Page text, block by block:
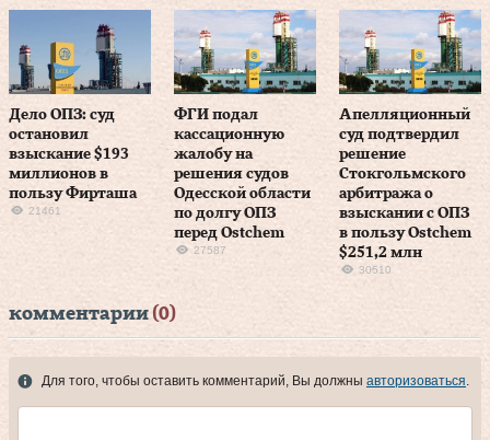
Дело ОПЗ: суд
остановил
взыскание $193
миллионов в
пользу Фирташа
21461
ФГИ подал
кассационную
жалобу на
решения судов
Одесской области
по долгу ОПЗ
перед Ostchem
27587
Апелляционный
суд подтвердил
решение
Стокгольмского
арбитража о
взыскании с ОПЗ
в пользу Ostchem
$251,2 млн
30510
комментарии(0)
Для того, чтобы оставить комментарий, Вы должны авторизоваться.